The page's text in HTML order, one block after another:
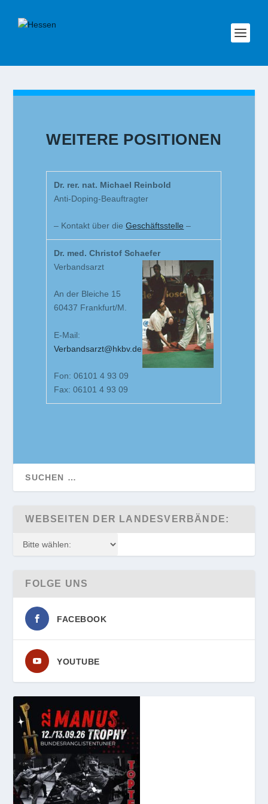
WEITERE POSITIONEN
Dr. rer. nat. Michael Reinbold
Anti-Doping-Beauftragter
– Kontakt über dieGeschäftsstelle –
Dr. med. Christof Schaefer
Verbandsarzt
An der Bleiche 15
60437 Frankfurt/M.
E-Mail:
Verbandsarzt@hkbv.de
Fon: 06101 4 93 09
Fax: 06101 4 93 09
WEBSEITEN DER LANDESVERBÄNDE:
FOLGE UNS
FACEBOOK
YOUTUBE